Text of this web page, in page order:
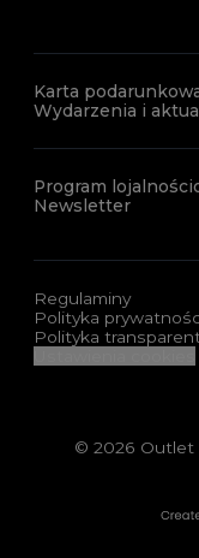
Karta
Wydarzenia i
Program
Newsletter
Regulaminy
Polityka
Polityka
© 2026 Outlet